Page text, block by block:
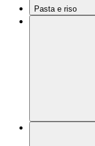
Pasta e riso